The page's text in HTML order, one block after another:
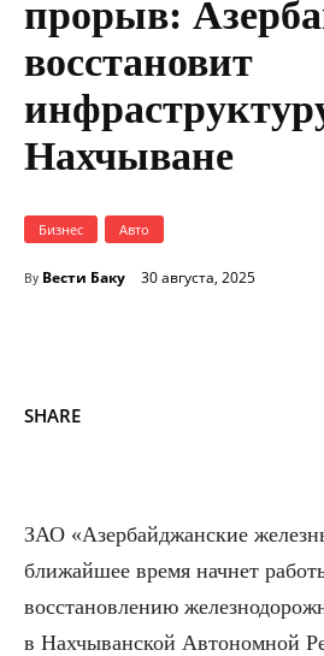
прорыв:
восстановит
Нахчыване
Бизнес Авто
By Вести Баку 30 августа, 2025
SHARE
ЗАО «Азербайджанские
ближайшее время начнет
восстановлению
в Нахчыванской Автономной